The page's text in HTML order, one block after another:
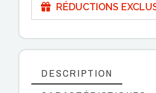
RÉDUCTIONS
DESCRIPTION